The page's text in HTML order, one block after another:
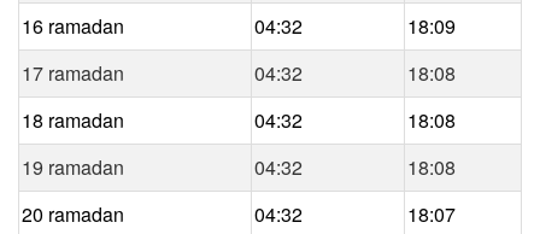
16 ramadan
04:32
18:09
17 ramadan
04:32
18:08
18 ramadan
04:32
18:08
19 ramadan
04:32
18:08
20 ramadan
04:32
18:07